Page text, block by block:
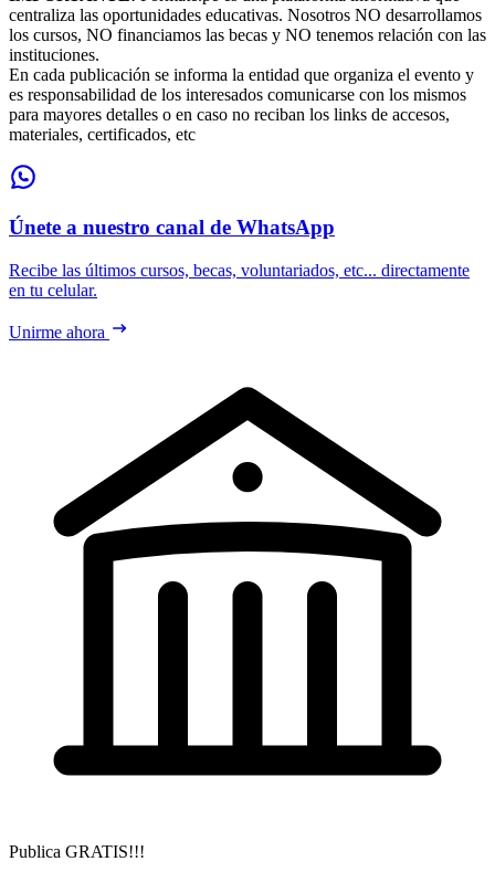
centraliza las oportunidades educativas. Nosotros NO desarrollamos
los cursos, NO financiamos las becas y NO tenemos relación con las
instituciones.
En cada publicación se informa la entidad que organiza el evento y
es responsabilidad de los interesados comunicarse con los mismos
para mayores detalles o en caso no reciban los links de accesos,
materiales, certificados, etc
Únete a nuestro canal de WhatsApp
Recibe las últimos cursos, becas, voluntariados, etc... directamente
en tu celular.
Unirme ahora
Publica GRATIS!!!